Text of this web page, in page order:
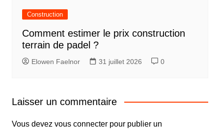
Construction
Comment estimer le prix construction
terrain de padel ?
Elowen Faelnor 31 juillet 2026 0
Laisser un commentaire
Vous devez vous connecterpour publier un